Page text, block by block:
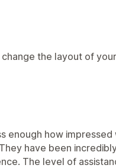
the layout of
enough how
have been
The level of